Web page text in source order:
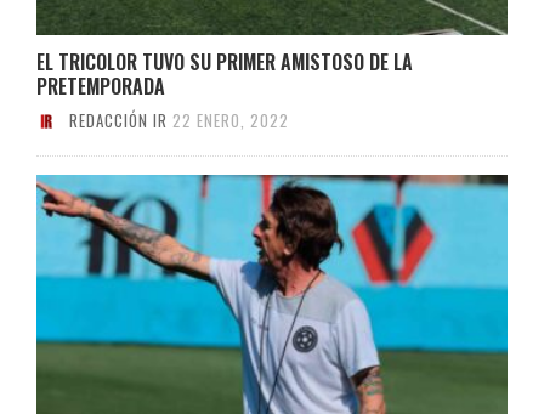
EL TRICOLOR TUVO SU PRIMER AMISTOSO DE LA
PRETEMPORADA
REDACCIÓN IR 22 ENERO, 2022